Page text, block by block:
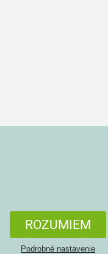
ROZUMIEM
Podrobné nastavenie